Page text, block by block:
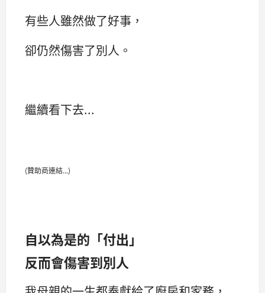
有些人雖然做了好事，
卻仍然傷害了別人。
繼續看下去...
(贊助商連結...)
自以為是的「付出」
反而會傷害到別人